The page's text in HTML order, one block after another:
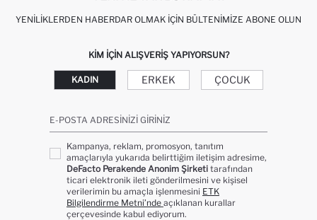
YENILIKLERDEN HABERDAR OLMAK İÇIN BÜLTENIMIZE ABONE OLUN
KIM IÇIN ALIŞVERIŞ YAPIYORSUN?
KADIN ERKEK ÇOCUK
E-POSTA ADRESINIZI GIRINIZ
Kampanya, reklam, promosyon, tanıtım
amaçlarıyla yukarıda belirttiğim iletişim adresime,
DeFacto Perakende Anonim Şirketi tarafından
ticari elektronik ileti gönderilmesini ve kişisel
verilerimin bu amaçla işlenmesini ETK
Bilgilendirme Metni’nde açıklanan kurallar
çerçevesinde kabul ediyorum.